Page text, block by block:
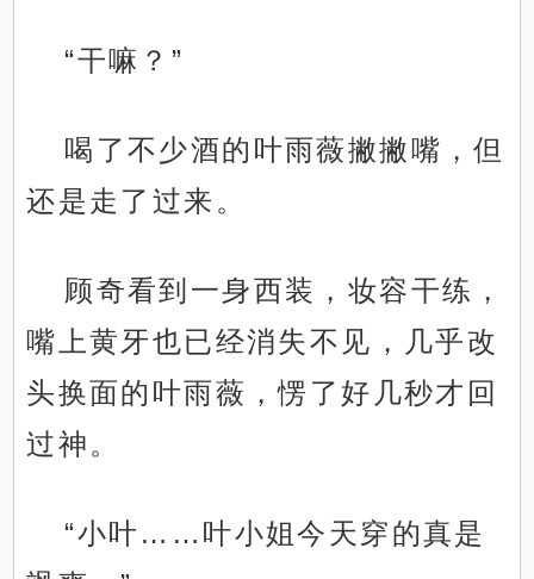
“干嘛？”
喝了不少酒的叶雨薇撇撇嘴，但
还是走了过来。
顾奇看到一身西装，妆容干练，
嘴上黄牙也已经消失不见，几乎改
头换面的叶雨薇，愣了好几秒才回
过神。
“小叶……叶小姐今天穿的真是